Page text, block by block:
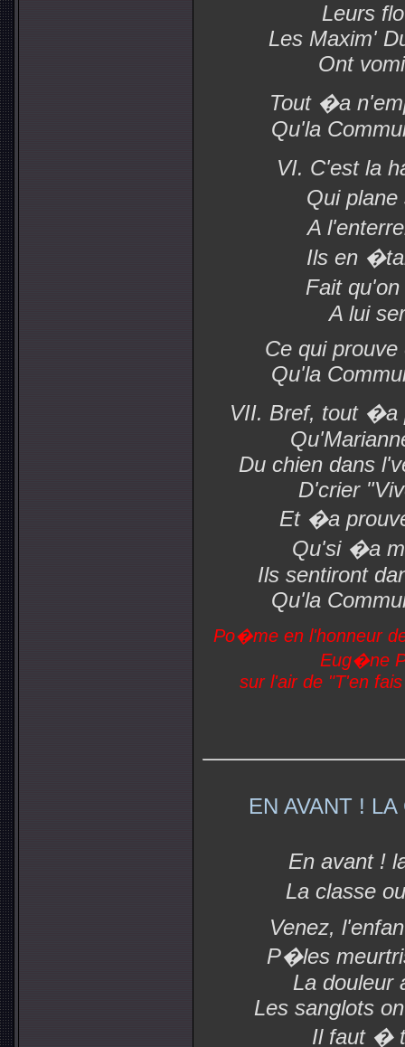
Leurs
Les Maxim'
Ont
Tout �a
Qu'la
VI. C'est la
Qui
A
Ils en
Fait
A lui
Ce qui
Qu'la
VII. Bref, tout �a
Du chien dans
D'crier
Et �a
Qu'si �a
Ils sentiront
Qu'la
Po�me en l'honneur
Eug�ne
sur l'air de "T'en
EN AVANT !
En avant !
La classe
Venez,
P�les
La douleur
Les sanglots
Il faut �